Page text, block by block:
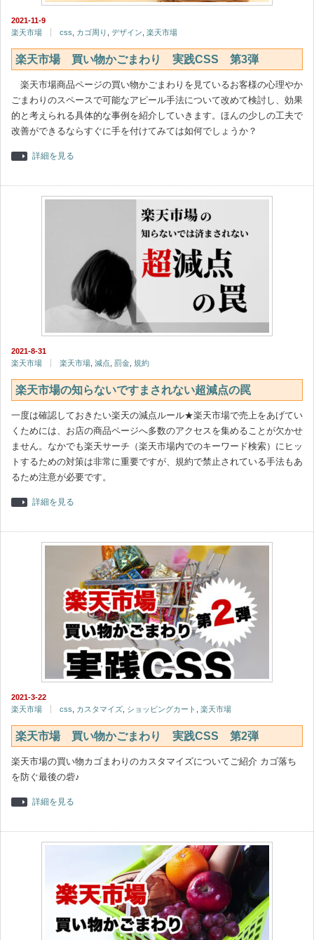
2021-11-9
楽天市場
css カゴ周り デザイン 楽天市場
楽天市場 買い物かごまわり 実践CSS 第3弾
楽天市場商品ページの買い物かごまわりを見ているお客様の心理やか
ごまわりのスペースで可能なアピール手法について改めて検討し、効果
的と考えられる具体的な事例を紹介していきます。ほんの少しの工夫で
改善ができるならすぐに手を付けてみては如何でしょうか？
詳細を見る
2021-8-31
楽天市場
楽天市場 減点 罰金 規約
楽天市場の知らないですまされない超減点の罠
一度は確認しておきたい楽天の減点ルール★楽天市場で売上をあげてい
くためには、お店の商品ページへ多数のアクセスを集めることが欠かせ
ません。なかでも楽天サーチ（楽天市場内でのキーワード検索）にヒッ
トするための対策は非常に重要ですが、規約で禁止されている手法もあ
るため注意が必要です。
詳細を見る
2021-3-22
楽天市場
css カスタマイズ ショッピングカート 楽天市場
楽天市場 買い物かごまわり 実践CSS 第2弾
楽天市場の買い物カゴまわりのカスタマイズについてご紹介 カゴ落ち
を防ぐ最後の砦♪
詳細を見る